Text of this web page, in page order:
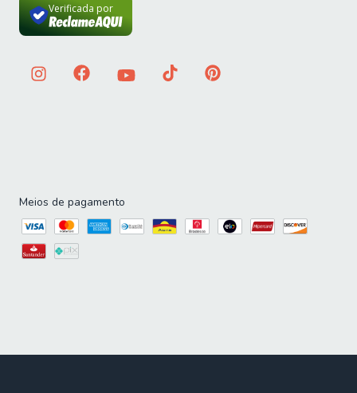
Verificada por
Meios de pagamento